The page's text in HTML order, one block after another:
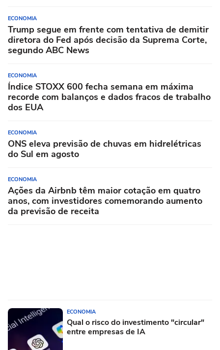
ECONOMIA
Trump segue em frente com tentativa de demitir
diretora do Fed após decisão da Suprema Corte,
segundo ABC News
ECONOMIA
Índice STOXX 600 fecha semana em máxima
recorde com balanços e dados fracos de trabalho
dos EUA
ECONOMIA
ONS eleva previsão de chuvas em hidrelétricas
do Sul em agosto
ECONOMIA
Ações da Airbnb têm maior cotação em quatro
anos, com investidores comemorando aumento
da previsão de receita
ECONOMIA
Qual o risco do investimento "circular"
entre empresas de IA